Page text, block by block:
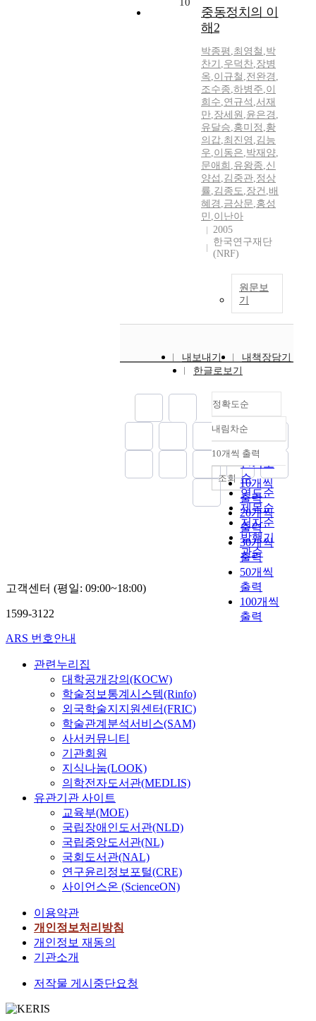
10
중동정치의 이
해2
박종평 ,최영철 ,박
찬기 ,우덕찬,장병
옥,이규철 ,전완경 ,
조수종,하병주,이
희수,연규석 ,서재
만,장세원 ,윤은경 ,
유달승,홍미정 ,황
의갑,최진영 ,김능
우,이동은,박재양,
문애희 ,유왕종,신
양섭 ,김중관,정상
률,김종도,장건 ,배
혜경 ,금상문,홍성
민 ,이난아
2005
한국연구재단
(NRF)
원문보
기
내보내기
내책장담기
한글로보기
정확도순
정확도
순
인기도
순
연도순
제목순
저자순
발행기
관순
내림차순
내림차순
10개씩 출력
10개씩
출력
20개씩
출력
30개씩
출력
50개씩
출력
100개씩
출력
조회
고객센터 (평일: 09:00~18:00)
1599-3122
ARS 번호안내
관련누리집
대학공개강의(KOCW)
학술정보통계시스템(Rinfo)
외국학술지지원센터(FRIC)
학술관계분석서비스(SAM)
사서커뮤니티
기관회원
지식나눔(LOOK)
의학전자도서관(MEDLIS)
유관기관 사이트
교육부(MOE)
국립장애인도서관(NLD)
국립중앙도서관(NL)
국회도서관(NAL)
연구윤리정보포털(CRE)
사이언스온 (ScienceON)
이용약관
개인정보처리방침
개인정보 재동의
기관소개
저작물 게시중단요청